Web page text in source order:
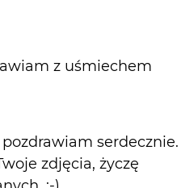
z uśmiechem
serdecznie.
zdjęcia, życzę